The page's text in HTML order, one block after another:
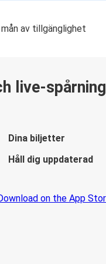
av tillgänglighet
live-spårning
Dina biljetter
Håll dig uppdaterad